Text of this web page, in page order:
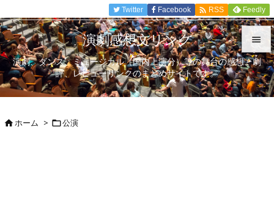


メニュ

Twitter Facebook  RSS Feedly
演劇感想文リンク
演劇、ダンス、ミュージカル（国内上演分）等の舞台の感想、劇
評、レビューリンクのまとめサイトです。
ホーム > 公演